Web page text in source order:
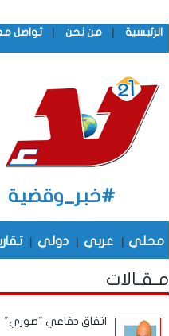
الرئيسية | من نحن | تواصل
#خبر_وقضية
محلي | عربي | دولي |
مـقـالات
اتفاق دفاعي "صوري"